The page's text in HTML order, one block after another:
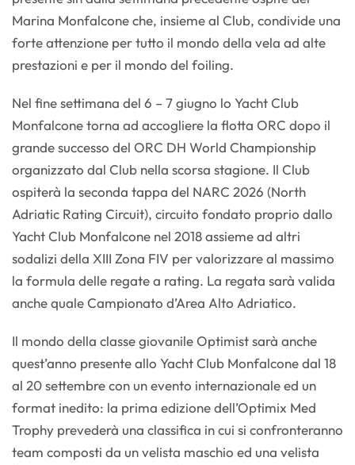
Marina Monfalcone che, insieme al Club, condivide una
forte attenzione per tutto il mondo della vela ad alte
prestazioni e per il mondo del foiling.
Nel fine settimana del 6 – 7 giugno lo Yacht Club
Monfalcone torna ad accogliere la flotta ORC dopo il
grande successo del ORC DH World Championship
organizzato dal Club nella scorsa stagione. Il Club
ospiterà la seconda tappa del NARC 2026 (North
Adriatic Rating Circuit), circuito fondato proprio dallo
Yacht Club Monfalcone nel 2018 assieme ad altri
sodalizi della XIII Zona FIV per valorizzare al massimo
la formula delle regate a rating. La regata sarà valida
anche quale Campionato d’Area Alto Adriatico.
Il mondo della classe giovanile Optimist sarà anche
quest’anno presente allo Yacht Club Monfalcone dal 18
al 20 settembre con un evento internazionale ed un
format inedito: la prima edizione dell’Optimix Med
Trophy prevederà una classifica in cui si confronteranno
team composti da un velista maschio ed una velista